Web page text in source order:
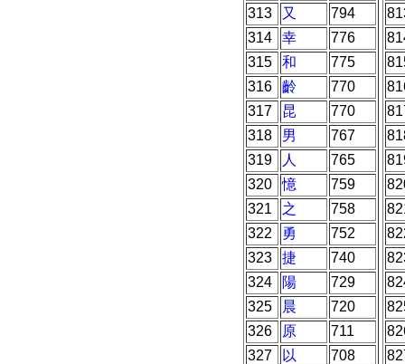
313 又
794
314
幸
776
315
和
775
316
齡
770
317
昆
770
318
男
767
319
人
765
320
憶
759
321
之
758
322
勇
752
323
捷
740
324
陽
729
325
晨
720
326
原
711
327
以
708